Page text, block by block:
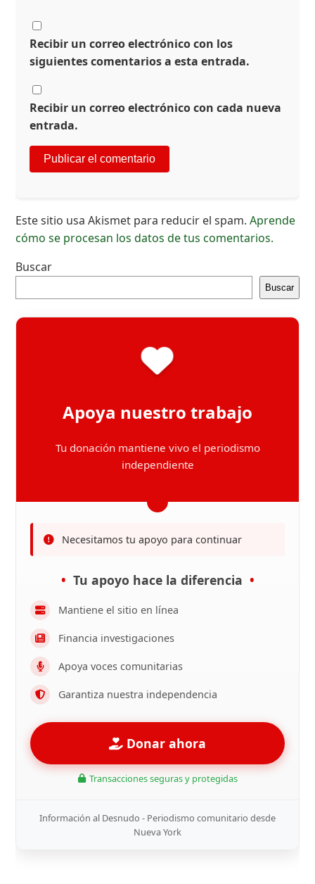
Recibir un correo electrónico con los
siguientes comentarios a esta entrada.
Recibir un correo electrónico con cada nueva
entrada.
Este sitio usa Akismet para reducir el spam.Aprende
cómo se procesan los datos de tus comentarios.
Buscar
Buscar
Apoya nuestro trabajo
Tu donación mantiene vivo el periodismo
independiente
Necesitamos tu apoyo para continuar
Tu apoyo hace la diferencia
Mantiene el sitio en línea
Financia investigaciones
Apoya voces comunitarias
Garantiza nuestra independencia
Donar ahora
Transacciones seguras y protegidas
Información al Desnudo - Periodismo comunitario desde
Nueva York